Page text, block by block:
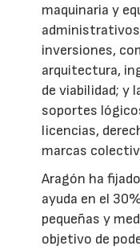
maquinaria y
inversiones,
arquitectura,
de viabilidad; y
soportes
licencias,
marcas
Aragón ha
ayuda en el
pequeñas y
objetivo de